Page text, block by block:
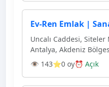
Ev-Ren Emlak |
Uncalı Caddesi,
Antalya, Akdeniz
👁 143⭐0 oy⏰ Açık